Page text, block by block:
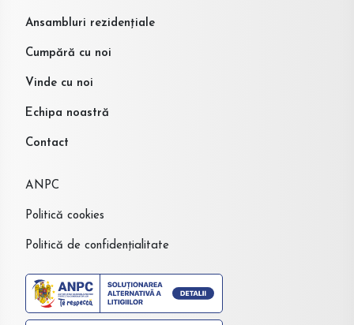
Ansambluri rezidențiale
Cumpără cu noi
Vinde cu noi
Echipa noastră
Contact
ANPC
Politică cookies
Politică de confidențialitate